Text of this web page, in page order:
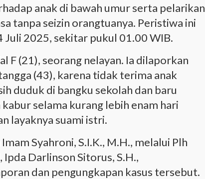
anak di bawah umur serta pelarikan
tanpa seizin orangtuanya. Peristiwa ini
Juli 2025, sekitar pukul 01.00 WIB.
F (21), seorang nelayan. Ia dilaporkan
(43), karena tidak terima anak
duduk di bangku sekolah dan baru
selama kurang lebih enam hari
layaknya suami istri.
Syahroni, S.I.K., M.H., melalui Plh
Ipda Darlinson Sitorus, S.H.,
dan pengungkapan kasus tersebut.